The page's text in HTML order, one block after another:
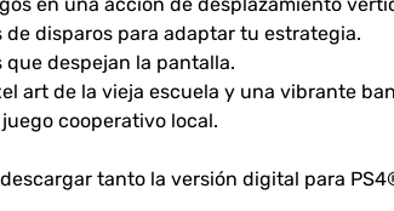
de disparos para adaptar tu estrategia.
que despejan la pantalla.
art de la vieja escuela y una vibrante
cooperativo local.
tanto la versión digital para